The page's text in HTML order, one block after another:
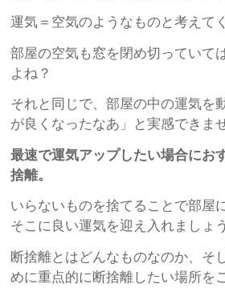
運気＝空気のようなものと考えて
部屋の空気も窓を閉め切っていて
よね？
それと同じで、部屋の中の運気を
が良くなったなあ」と実感できま
最速で運気アップしたい場合にお
捨離。
いらないものを捨てることで部屋
そこに良い運気を迎え入れましょ
断捨離とはどんなものなのか、そ
めに重点的に断捨離したい場所を